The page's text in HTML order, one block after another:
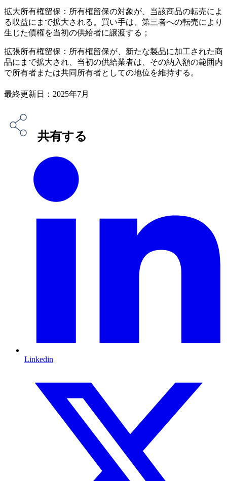
拡大所有権留保：所有権留保の対象が、当該商品の転売によ
る収益にまで拡大される。買い手は、第三者への転売により
生じた債権を当初の供給者に譲渡する；
拡張所有権留保：所有権留保が、新たな製品に加工された商
品にまで拡大され、当初の供給業者は、その納入額の範囲内
で所有者または共同所有者としての地位を維持する。
最終更新日：2025年7月
共有する
Linkedin